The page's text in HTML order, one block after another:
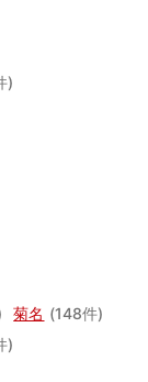
)
菊名 (148件)
)